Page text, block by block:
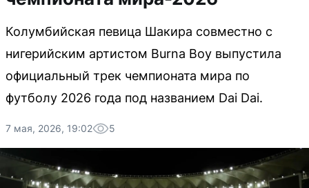
Колумбийская певица Шакира совместно с
нигерийским артистом Burna Boy выпустила
официальный трек чемпионата мира по
футболу 2026 года под названием Dai Dai.
7 мая, 2026, 19:02 5